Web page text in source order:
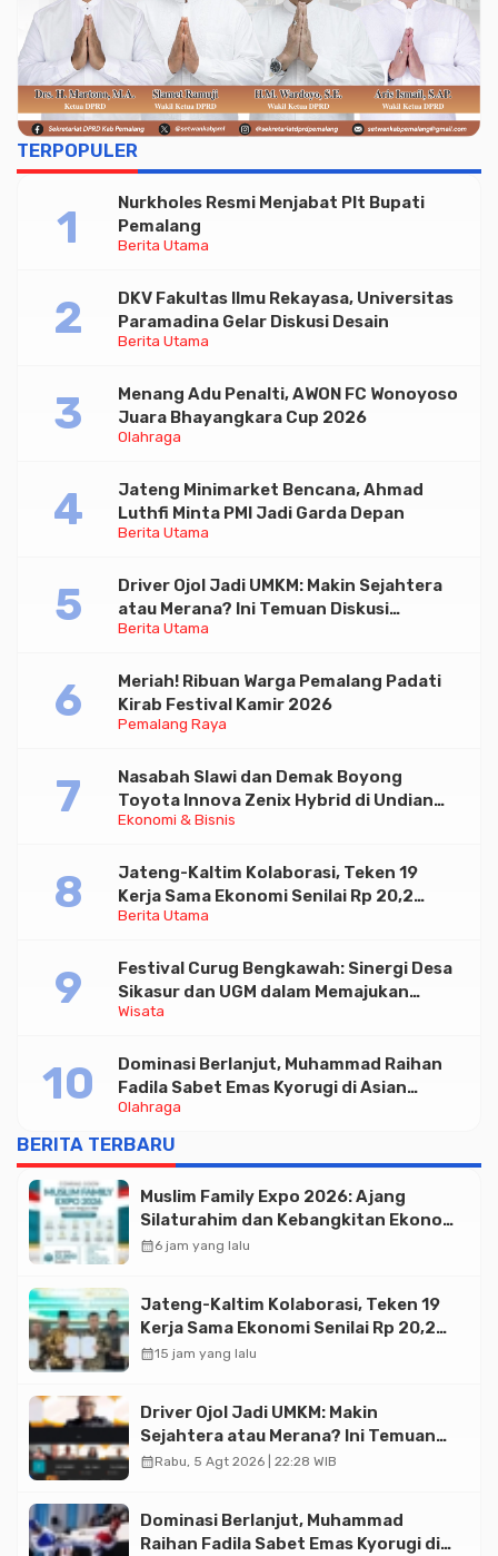
TERPOPULER
Berita Utama
Nurkholes Resmi Menjabat Plt Bupati
Pemalang
Berita Utama
DKV Fakultas Ilmu Rekayasa, Universitas
Paramadina Gelar Diskusi Desain
Olahraga
Menang Adu Penalti, AWON FC Wonoyoso
Juara Bhayangkara Cup 2026
Berita Utama
Jateng Minimarket Bencana, Ahmad
Luthfi Minta PMI Jadi Garda Depan
Berita Utama
Driver Ojol Jadi UMKM: Makin Sejahtera
atau Merana? Ini Temuan Diskusi
Paramadina
Pemalang Raya
Meriah! Ribuan Warga Pemalang Padati
Kirab Festival Kamir 2026
Ekonomi & Bisnis
Nasabah Slawi dan Demak Boyong
Toyota Innova Zenix Hybrid di Undian
Tabungan Bima Bank Jateng
Berita Utama
Jateng-Kaltim Kolaborasi, Teken 19
Kerja Sama Ekonomi Senilai Rp 20,2
Triliun
Wisata
Festival Curug Bengkawah: Sinergi Desa
Sikasur dan UGM dalam Memajukan
Wisata serta UMKM Lokal
Olahraga
Dominasi Berlanjut, Muhammad Raihan
Fadila Sabet Emas Kyorugi di Asian
Taekwondo Indonesia Open 2026
BERITA TERBARU
Muslim Family Expo 2026: Ajang
Silaturahim dan Kebangkitan Ekonomi
Halal di Jakarta
calendar_month6 jam yang lalu
Jateng-Kaltim Kolaborasi, Teken 19
Kerja Sama Ekonomi Senilai Rp 20,2
Triliun
calendar_month15 jam yang lalu
Driver Ojol Jadi UMKM: Makin
Sejahtera atau Merana? Ini Temuan
Diskusi Paramadina
calendar_monthRabu, 5 Agt 2026 | 22:28 WIB
Dominasi Berlanjut, Muhammad
Raihan Fadila Sabet Emas Kyorugi di